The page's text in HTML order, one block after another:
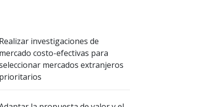
Realizar investigaciones de
mercado costo-efectivas para
mercados extranjeros
prioritarios